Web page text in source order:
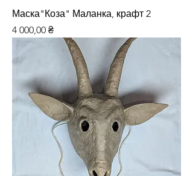
Маска"Коза" Маланка, крафт 2
Ціна
4 000,00 ₴